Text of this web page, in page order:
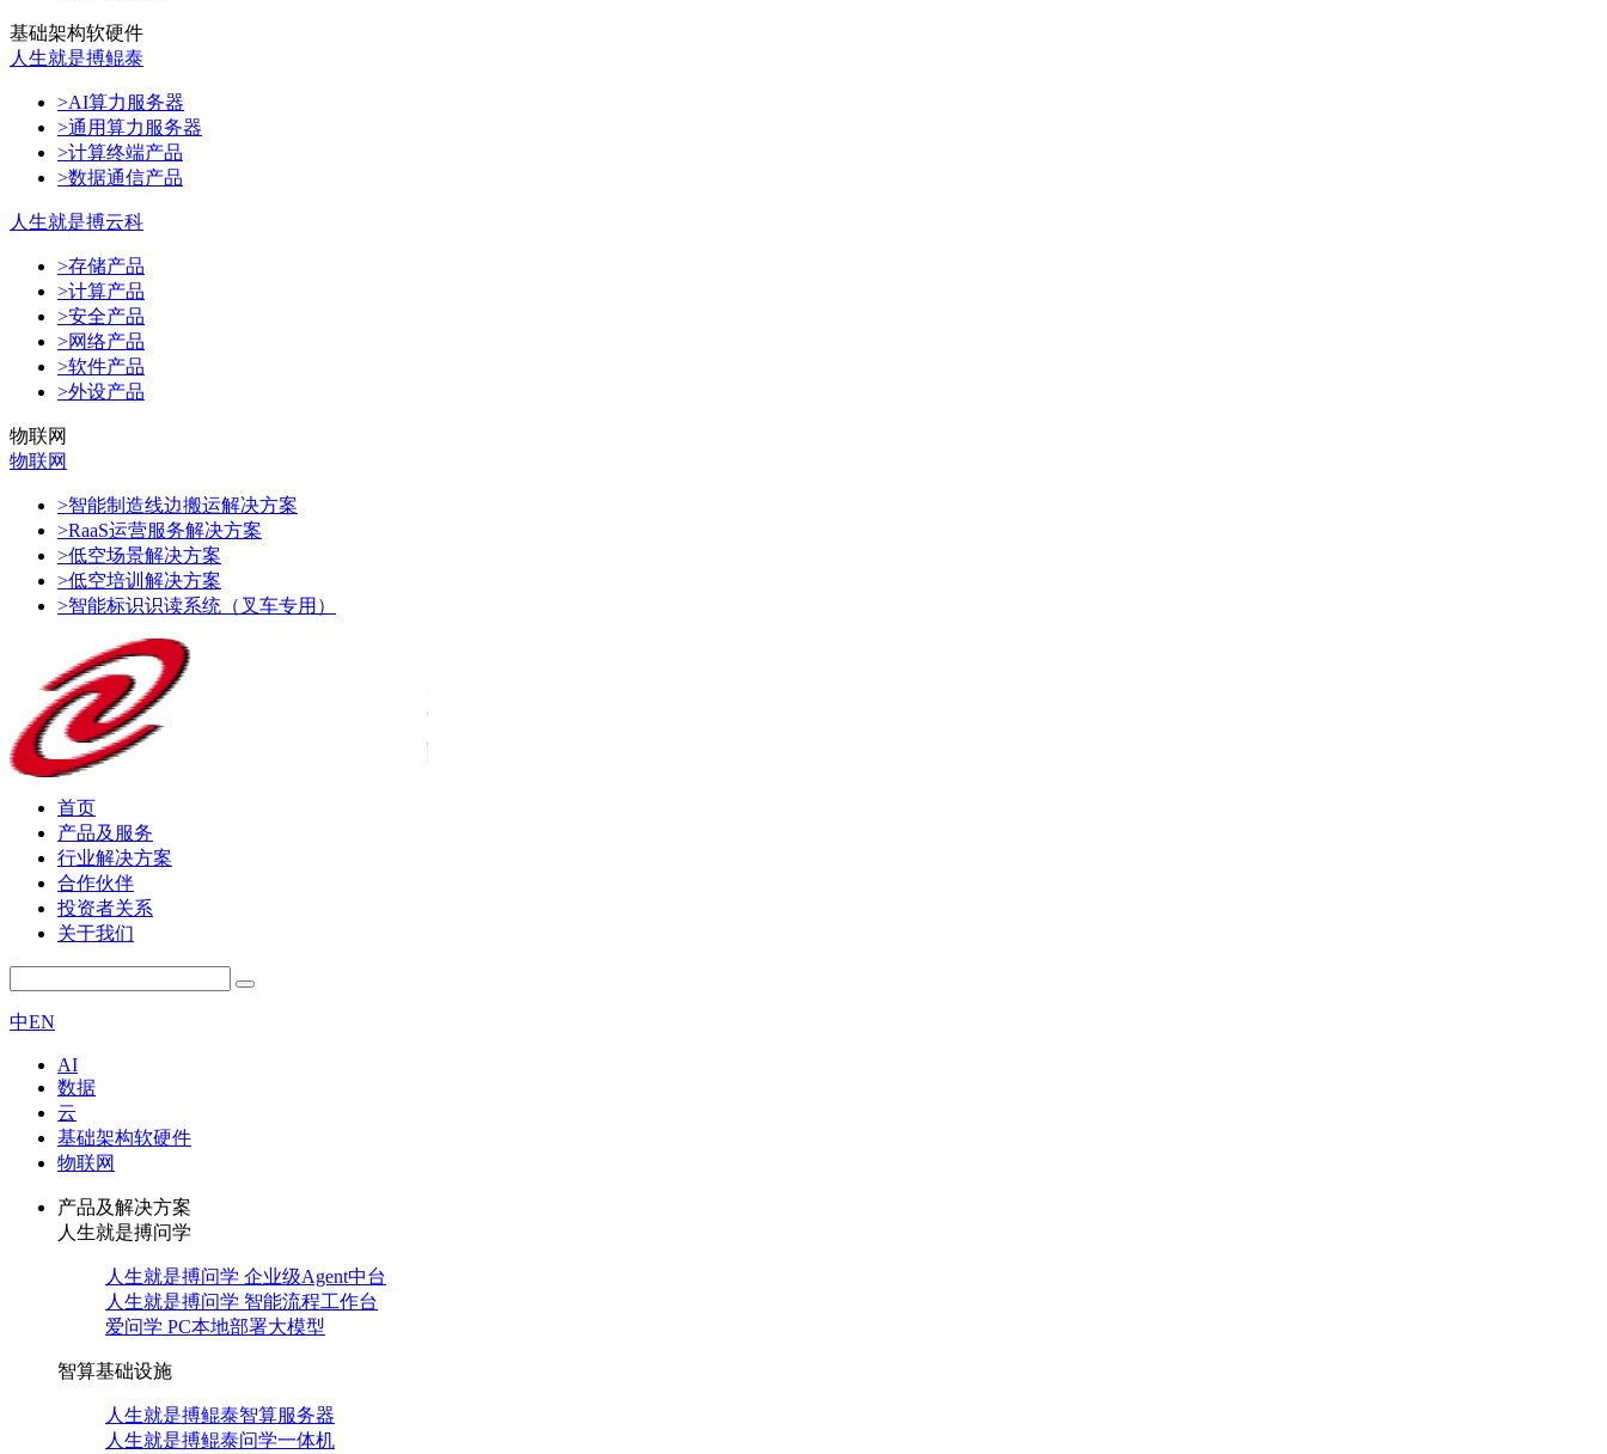
基础架构软硬件
人生就是搏鲲泰
>AI算力服务器
>通用算力服务器
>计算终端产品
>数据通信产品
人生就是搏云科
>存储产品
>计算产品
>安全产品
>网络产品
>软件产品
>外设产品
物联网
物联网
>智能制造线边搬运解决方案
>RaaS运营服务解决方案
>低空场景解决方案
>低空培训解决方案
>智能标识识读系统（叉车专用）
首页
产品及服务
行业解决方案
合作伙伴
投资者关系
关于我们
中EN
AI
数据
云
基础架构软硬件
物联网
产品及解决方案
人生就是搏问学
人生就是搏问学 企业级Agent中台
人生就是搏问学 智能流程工作台
爱问学 PC本地部署大模型
智算基础设施
人生就是搏鲲泰智算服务器
人生就是搏鲲泰问学一体机